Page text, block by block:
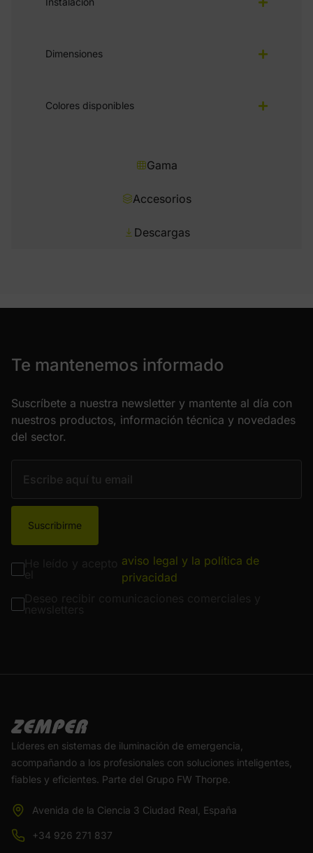
Gama
Accesorios
Descargas
Dimensiones
Colores disponibles
Te mantenemos informado
Suscríbete a nuestra newsletter y mantente al día con
nuestros productos, información técnica y novedades
del sector.
Suscribirme
aviso legal y la política de
privacidad
Líderes en sistemas de iluminación de emergencia,
acompañando a los profesionales con soluciones inteligentes,
fiables y eficientes. Parte del Grupo FW Thorpe.
Avenida de la Ciencia 3 Ciudad Real, España
+34 926 271 837